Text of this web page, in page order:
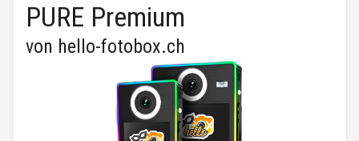
PURE Premium
von hello-fotobox.ch